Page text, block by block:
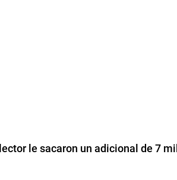
le sacaron un adicional de 7 mil